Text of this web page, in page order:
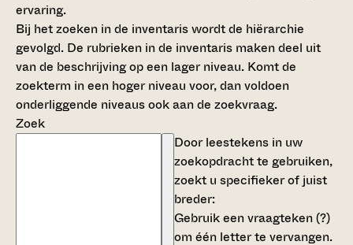
ervaring.
Bij het zoeken in de inventaris wordt de hiërarchie
gevolgd. De rubrieken in de inventaris maken deel uit
van de beschrijving op een lager niveau. Komt de
zoekterm in een hoger niveau voor, dan voldoen
onderliggende niveaus ook aan de zoekvraag.
Zoek
Door leestekens in uw
zoekopdracht te gebruiken,
zoekt u specifieker of juist
breder:
Gebruik eenvraagteken (?)
om één letter te vervangen.